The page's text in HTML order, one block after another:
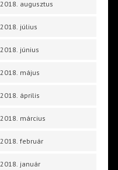
2018. augusztus
2018. július
2018. június
2018. május
2018. április
2018. március
2018. február
2018. január